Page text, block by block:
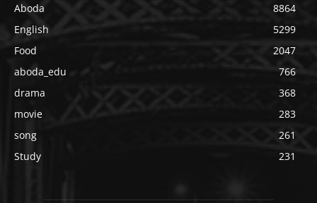
Aboda
8864
English
5299
Food
2047
aboda_edu
766
drama
368
movie
283
song
261
Study
231